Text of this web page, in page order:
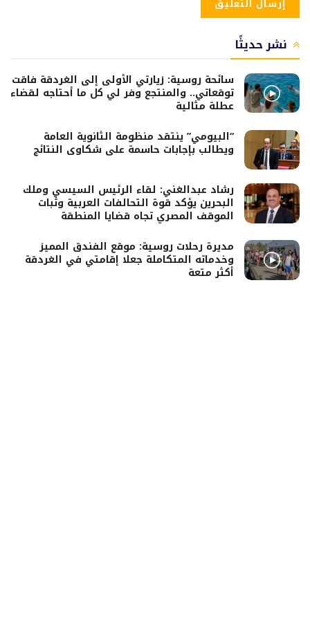
نشر حديثًا
سائحة روسية: زيارتي الأولى إلى الغردقة فاقت
توقعاتي.. والمنتجع وفر لي كل ما أحتاجه لقضاء
عطلة مثالية
“البيومي” ينتقد منظومة الثانوية العامة
ويطالب بإجابات حاسمة على شكاوى النتائج
رشاد عبدالغني: لقاء الرئيس السيسي وملك
البحرين يؤكد قوة التحالفات العربية وثبات
الموقف المصري تجاه قضايا المنطقة
مديرة رحلات روسية: موقع الفندق المميز
وخدماته المتكاملة جعلا إقامتي في الغردقة
أكثر متعة